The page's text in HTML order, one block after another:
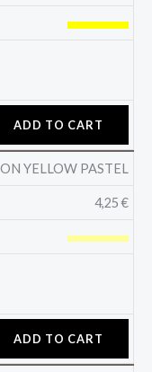
ADD TO CART
YELLOW PASTEL
4,25€
ADD TO CART